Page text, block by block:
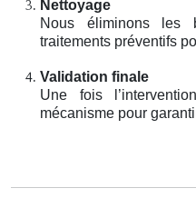
Nettoyage
Nous éliminons les
traitements préventifs
Validation finale
Une fois
mécanisme pour